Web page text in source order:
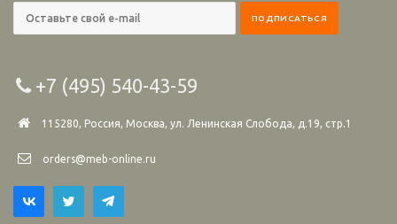
+7 (495) 540-43-59
115280, Россия, Москва, ул. Ленинская Слобода, д.19, стр.1
orders@meb-online.ru